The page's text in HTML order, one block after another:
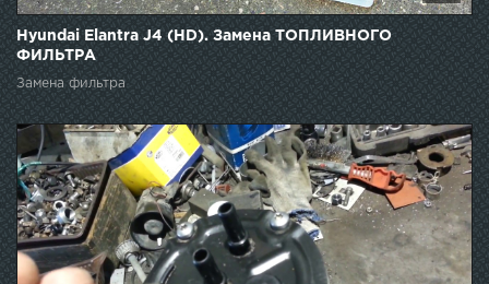
Hyundai Elantra J4 (HD). Замена ТОПЛИВНОГО
ФИЛЬТРА
Замена фильтра